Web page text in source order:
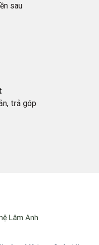
sau
trả góp
Lâm Anh